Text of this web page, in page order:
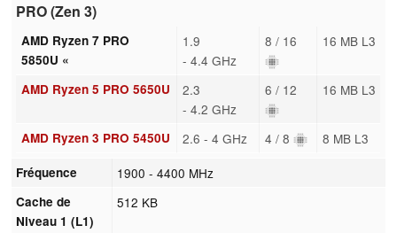
PRO (Zen 3)
AMD Ryzen 7 PRO
5850U «
1.9
- 4.4 GHz
8 / 16 16 MB L3
AMD Ryzen 5 PRO 5650U
2.3
- 4.2 GHz
6 / 12 16 MB L3
AMD Ryzen 3 PRO 5450U 2.6 - 4 GHz 4 / 8 8 MB L3
Fréquence 1900 - 4400 MHz
Cache de
Niveau 1 (L1)
512 KB